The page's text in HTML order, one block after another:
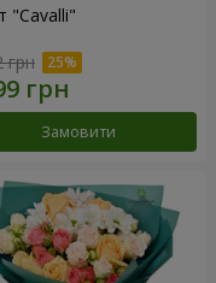
"Cаvalli"
грн
Замовити